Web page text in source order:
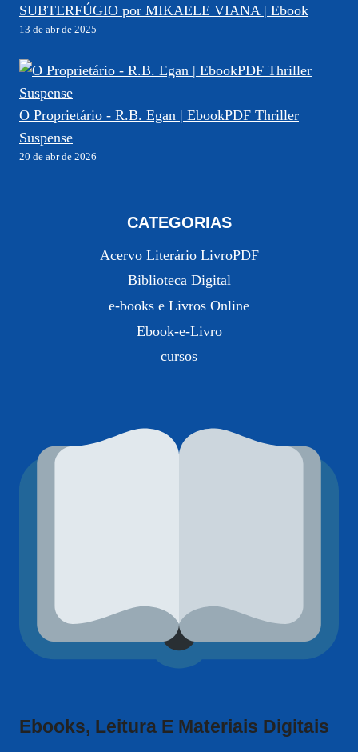
SUBTERFÚGIO por MIKAELE VIANA | Ebook
13 de abr de 2025
O Proprietário - R.B. Egan | EbookPDF Thriller
Suspense
20 de abr de 2026
CATEGORIAS
Acervo Literário LivroPDF
Biblioteca Digital
e-books e Livros Online
Ebook-e-Livro
cursos
Ebooks, Leitura E Materiais Digitais